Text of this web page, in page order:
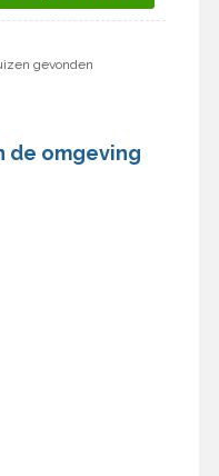
gevonden
de omgeving